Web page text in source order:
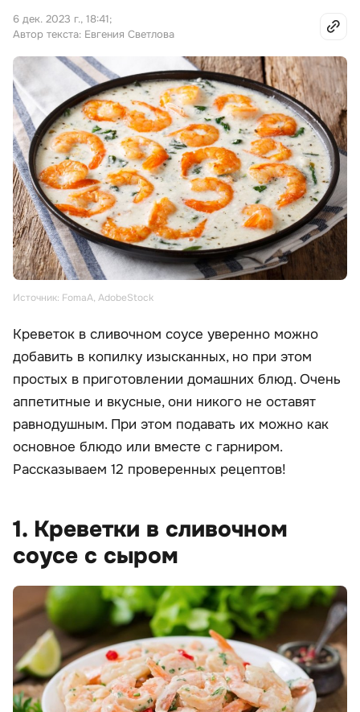
6 дек. 2023 г., 18:41;
Автор текста: Евгения Светлова
Источник: FomaA, AdobeStock
Креветок в сливочном соусе уверенно можно
добавить в копилку изысканных, но при этом
простых в приготовлении домашних блюд. Очень
аппетитные и вкусные, они никого не оставят
равнодушным. При этом подавать их можно как
основное блюдо или вместе с гарниром.
Рассказываем 12 проверенных рецептов!
1. Креветки в сливочном
соусе с сыром